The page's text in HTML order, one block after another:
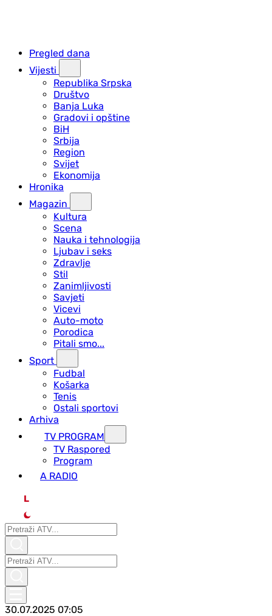
Pregled dana
Vijesti
Republika Srpska
Društvo
Banja Luka
Gradovi i opštine
BiH
Srbija
Region
Svijet
Ekonomija
Hronika
Magazin
Kultura
Scena
Nauka i tehnologija
Ljubav i seks
Zdravlje
Stil
Zanimljivosti
Savjeti
Vicevi
Auto-moto
Porodica
Pitali smo...
Sport
Fudbal
Košarka
Tenis
Ostali sportovi
Arhiva
TV PROGRAM
ТV Raspored
Program
A RADIO
L
30.07.2025 07:05